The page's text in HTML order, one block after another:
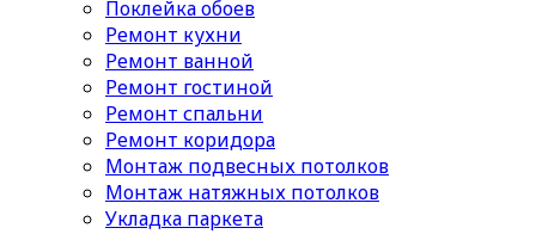
Поклейка обоев
Ремонт кухни
Ремонт ванной
Ремонт гостиной
Ремонт спальни
Ремонт коридора
Монтаж подвесных потолков
Монтаж натяжных потолков
Укладка паркета